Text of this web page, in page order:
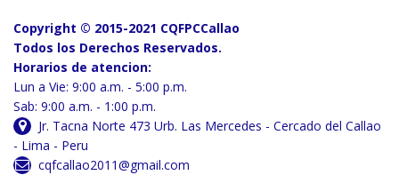
Copyright © 2015-2021 CQFPCCallao
Todos los Derechos Reservados.
Horarios de atencion:
Lun a Vie: 9:00 a.m. - 5:00 p.m.
Sab: 9:00 a.m. - 1:00 p.m.
Jr. Tacna Norte 473 Urb. Las Mercedes - Cercado del Callao
- Lima - Peru
cqfcallao2011@gmail.com